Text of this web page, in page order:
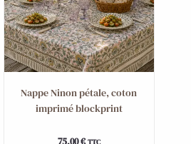
Nappe Ninon pétale, coton
imprimé blockprint
75,00€